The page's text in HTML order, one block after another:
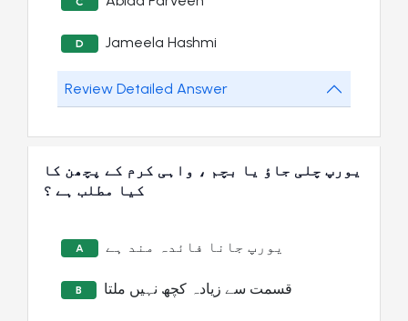
D Jameela Hashmi
Review Detailed Answer
یورپ چلی جاؤ یا بچم ، واہی کرم کے پچھن کا
کیا مطلب ہے ؟
A یورپ جانا فائدہ مند ہے
B قسمت سے زیادہ کچھ نہیں ملتا